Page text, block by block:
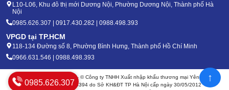
L10-L06, Khu đô thị mới Dương Nội, Phường Dương Nội, Thành phố Hà
Nội
0985.626.307 | 0917.430.282 | 0988.498.393
VPGD tại TP.HCM
118-134 Đường số 8, Phường Bình Hưng, Thành phố Hồ Chí Minh
0966.631.546 | 0988.498.393
Bản quyền 2020 - 2026 – © Công ty TNHH Xuất nhập khẩu thương mại Yên Phát
Mã số thuế: 0105904394 do Sở KH&ĐT TP Hà Nội cấp ngày 30/05/2012
0985.626.307 ↑